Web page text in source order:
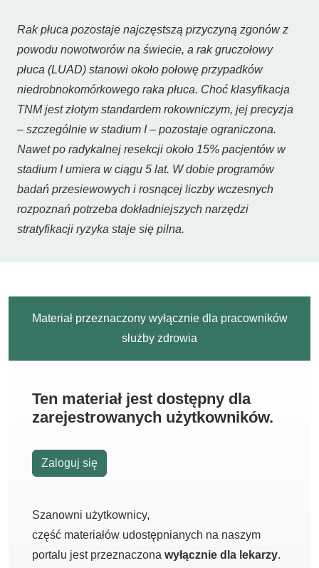
Rak płuca pozostaje najczęstszą przyczyną zgonów z
powodu nowotworów na świecie, a rak gruczołowy
płuca (LUAD) stanowi około połowę przypadków
niedrobnokomórkowego raka płuca. Choć klasyfikacja
TNM jest złotym standardem rokowniczym, jej precyzja
– szczególnie w stadium I – pozostaje ograniczona.
Nawet po radykalnej resekcji około 15% pacjentów w
stadium I umiera w ciągu 5 lat. W dobie programów
badań przesiewowych i rosnącej liczby wczesnych
rozpoznań potrzeba dokładniejszych narzędzi
stratyfikacji ryzyka staje się pilna.
Materiał przeznaczony wyłącznie dla pracowników
służby zdrowia
Ten materiał jest dostępny dla
zarejestrowanych użytkowników.
Zaloguj się
Szanowni użytkownicy,
część materiałów udostępnianych na naszym
portalu jest przeznaczona wyłącznie dla lekarzy.